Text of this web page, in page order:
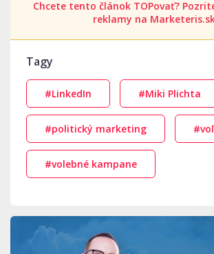
Chcete tento článok TOPovať?
reklamy na
Tagy
#LinkedIn #Miki Plichta
#politický marketing
#volebné kampane